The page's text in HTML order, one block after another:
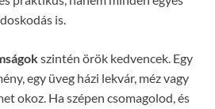
is.
szintén örök kedvencek. Egy
egy üveg házi lekvár, méz vagy
okoz. Ha szépen csomagolod, és